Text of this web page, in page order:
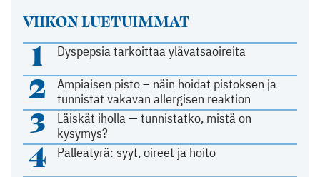
VIIKON LUETUIMMAT
1 Dyspepsia tarkoittaa ylävatsaoireita
2
Ampiaisen pisto – näin hoidat pistoksen ja
tunnistat vakavan allergisen reaktion
3
Läiskät iholla — tunnistatko, mistä on
kysymys?
4 Palleatyrä: syyt, oireet ja hoito